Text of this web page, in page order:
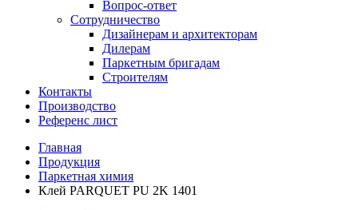
Вопрос-ответ
Сотрудничество
Дизайнерам и архитекторам
Дилерам
Паркетным бригадам
Строителям
Контакты
Производство
Референс лист
Главная
Продукция
Паркетная химия
Клей PARQUET PU 2K 1401